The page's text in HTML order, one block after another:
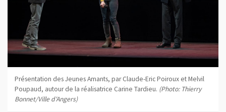
Présentation des Jeunes Amants, par Claude-Eric Poiroux et Melvil
Poupaud, autour de la réalisatrice Carine Tardieu. (Photo: Thierry
Bonnet/Ville d'Angers)